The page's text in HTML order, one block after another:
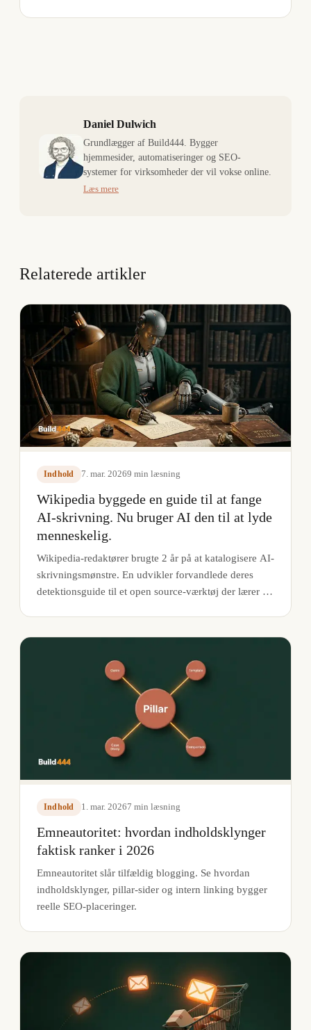
Daniel Dulwich
Grundlægger af Build444. Bygger
hjemmesider, automatiseringer og SEO-
systemer for virksomheder der vil vokse online.
Læs mere
Relaterede artikler
Indhold 7. mar. 20269 min læsning
Wikipedia byggede en guide til at fange
AI-skrivning. Nu bruger AI den til at lyde
menneskelig.
Wikipedia-redaktører brugte 2 år på at katalogisere AI-
skrivningsmønstre. En udvikler forvandlede deres
detektionsguide til et open source-værktøj der lærer AI
Indhold 1. mar. 20267 min læsning
Emneautoritet: hvordan indholdsklynger
faktisk ranker i 2026
Emneautoritet slår tilfældig blogging. Se hvordan
indholdsklynger, pillar-sider og intern linking bygger
reelle SEO-placeringer.